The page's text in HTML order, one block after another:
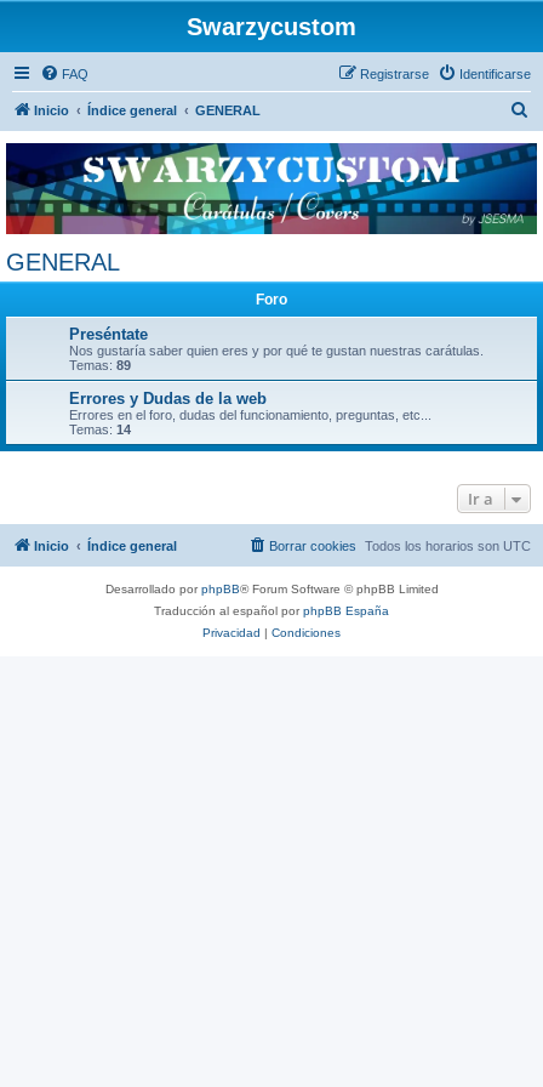
Swarzycustom
FAQ Identificarse
Registrarse
Inicio Índice general GENERAL
c
GENERAL
Foro
Preséntate
Nos gustaría saber quien eres y por qué te gustan nuestras carátulas.
Temas: 89
Errores y Dudas de la web
Errores en el foro, dudas del funcionamiento, preguntas, etc...
Temas: 14
Ir a
Inicio Índice general Todos los horarios son UTC
Borrar cookies
Desarrollado porphpBB® Forum Software © phpBB Limited
Traducción al español porphpBB España
Privacidad | Condiciones